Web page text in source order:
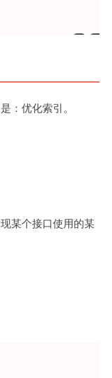
：优化索引。
某个接口使用的某